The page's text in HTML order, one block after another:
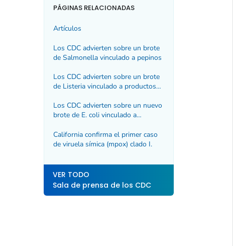
PÁGINAS RELACIONADAS
Artículos
Los CDC advierten sobre un brote
de Salmonella vinculado a pepinos
Los CDC advierten sobre un brote
de Listeriavinculado a productos
Los CDC advierten sobre un nuevo
brote de E. colivinculado a
California confirma el primer caso
de viruela símica (mpox) clado I.
VER TODO
Sala de prensa de los CDC